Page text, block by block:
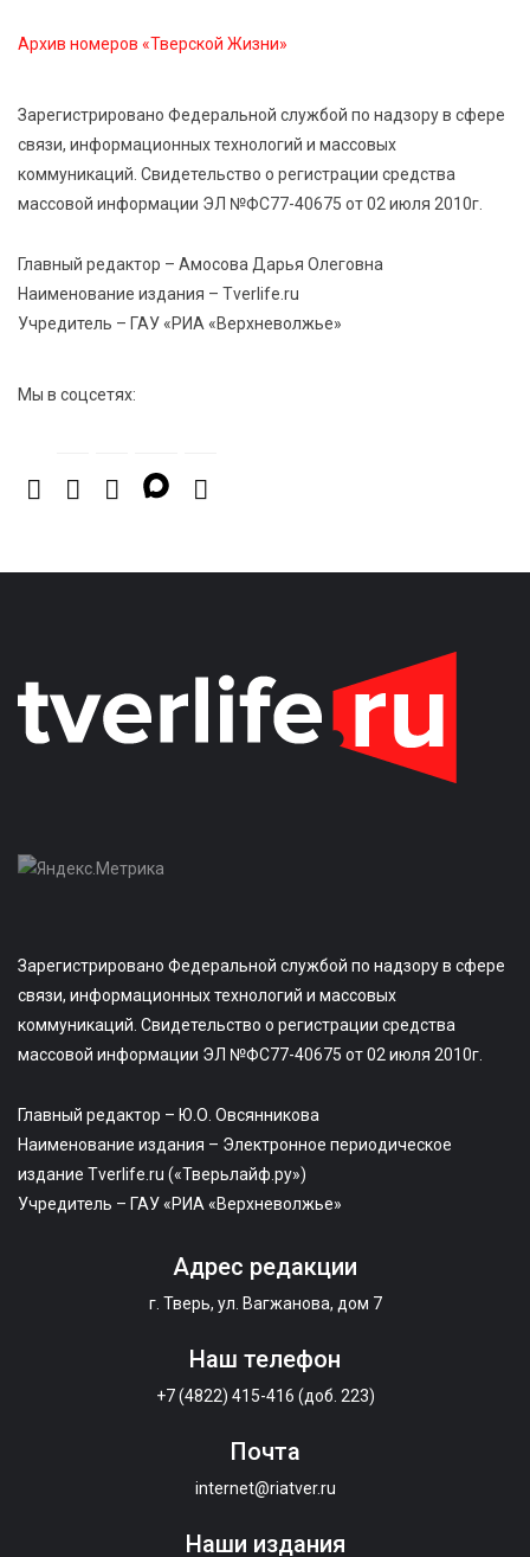
Более 40 миллионов на металлургию получил бизнес
8 Авг 2026 11:37 434
От теории до практики: в детских лагерях Тверской
области проходят «Дни безопасности»
Архив номеров «Тверской Жизни»
Зарегистрировано Федеральной службой по надзору в сфере
связи, информационных технологий и массовых
коммуникаций. Свидетельство о регистрации средства
массовой информации ЭЛ №ФС77-40675 от 02 июля 2010г.
Главный редактор – Амосова Дарья Олеговна
Наименование издания – Tverlife.ru
Учредитель – ГАУ «РИА «Верхневолжье»
Мы в соцсетях:
Зарегистрировано Федеральной службой по надзору в сфере
связи, информационных технологий и массовых
коммуникаций. Свидетельство о регистрации средства
массовой информации ЭЛ №ФС77-40675 от 02 июля 2010г.
Главный редактор – Ю.О. Овсянникова
Наименование издания – Электронное периодическое
издание Tverlife.ru («Тверьлайф.ру»)
Учредитель – ГАУ «РИА «Верхневолжье»
Адрес редакции
г. Тверь, ул. Вагжанова, дом 7
Наш телефон
+7 (4822) 415-416 (доб. 223)
Почта
internet@riatver.ru
Наши издания